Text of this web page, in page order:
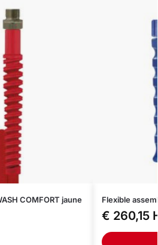
COMFORT jaune
Flexible
€ 260,15